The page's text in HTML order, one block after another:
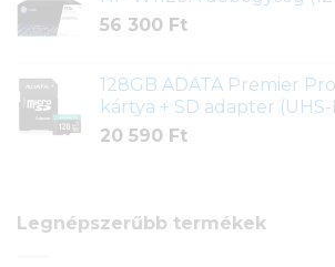
56 300 Ft
128GB ADATA Premier
kártya + SD adapter (UHS-
20 590 Ft
Legnépszerűbb termékek